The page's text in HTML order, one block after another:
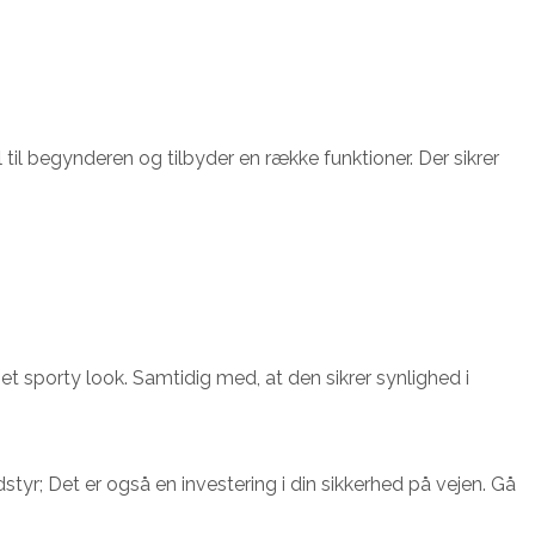
begynderen og tilbyder en række funktioner. Der sikrer
sporty look. Samtidig med, at den sikrer synlighed i
Det er også en investering i din sikkerhed på vejen. Gå